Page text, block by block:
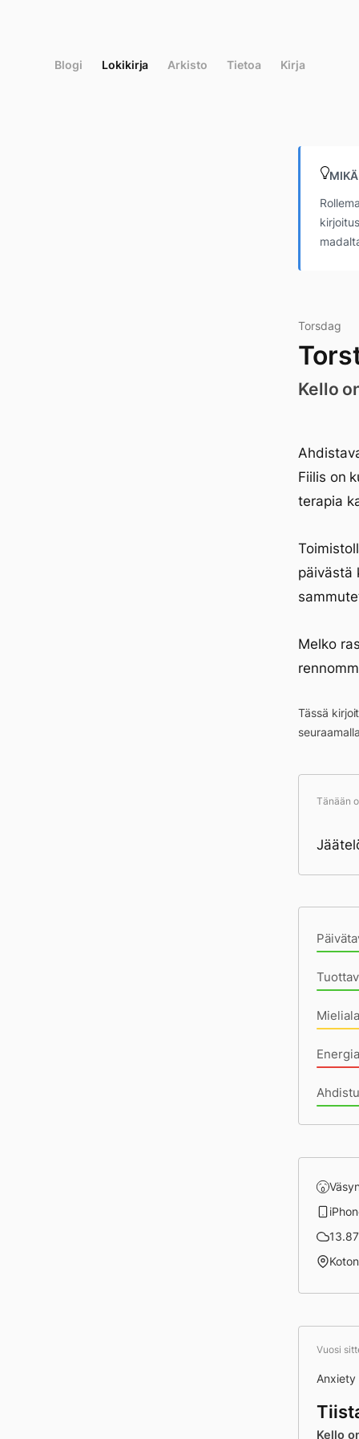
Blogi Lokikirja Arkisto Tietoa Kirja
Torsdag
Kello
Fiilis on
terapia
päivästä
Melko
Tässä
Tänään
Vuosi
Anxiety
Kello